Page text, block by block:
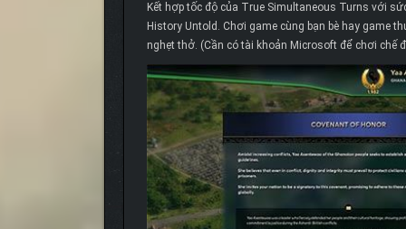
Kết hợp tốc độ của True Simultaneous Turns với
History Untold. Chơi game cùng bạn bè hay game
nghẹt thở. (Cần có tài khoản Microsoft để chơi chế